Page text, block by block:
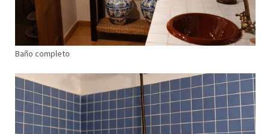
Baño completo